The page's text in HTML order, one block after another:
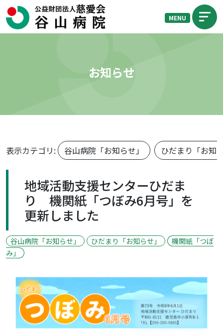
MENU
お知らせ
表示カテゴリ: 谷山病院「お知らせ」 ひだまり「お知
地域活動支援センターひだま
り 機関紙「つぼみ6月号」を
更新しました
谷山病院「お知らせ」 ひだまり「お知らせ」
機関紙「つぼ
み」